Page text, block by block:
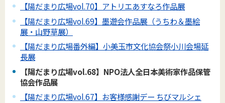
【陽だまり広場vol.70】アトリエあすなろ作品展
【陽だまり広場vol.69】墨遊会作品展（うちわ＆墨絵
展・山野草展）
【陽だまり広場番外編】小美玉市文化協会祭小川会場延
長展
【陽だまり広場vol.68】NPO法人全日本美術家作品保管
協会作品展
【陽だまり広場vol.67】お客様感謝デー ちびマルシェ